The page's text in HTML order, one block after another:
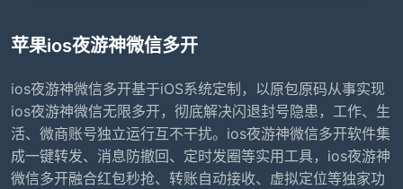
苹果ios夜游神微信多开
ios夜游神微信多开基于iOS系统定制，以原包原码从事实现
ios夜游神微信无限多开，彻底解决闪退封号隐患，工作、生
活、微商账号独立运行互不干扰。ios夜游神微信多开软件集
成一键转发、消息防撤回、定时发圈等实用工具，ios夜游神
微信多开融合红包秒抢、转账自动接收、虚拟定位等独家功